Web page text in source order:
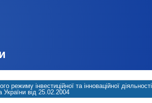
режиму інвестиційної та інноваційної діяльності
України вiд 25.02.2004